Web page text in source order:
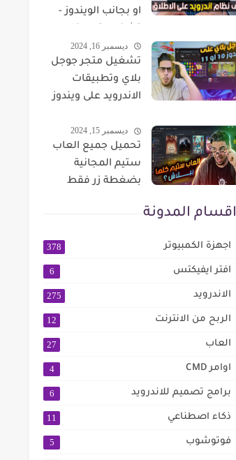
او بجانب الويندوز -
الكمبيوتر FydeOS
ديسمبر 16, 2024
تشغيل متجر جوجل
بلاي وتطبيقات
الاندرويد على ويندوز
ديسمبر 15, 2024
تحميل جميع العاب
ستيم المجانية
بضغطة زر فقط
اقسام المدونة
اجهزة الكمبيوتر 378
افتر ايفيكتس 6
الاندرويد 275
الربح من الانترنت 12
العاب 27
اوامر CMD 4
برامج تصميم للاندرويد 6
ذكاء اصطناعي 11
فوتوشوب 5